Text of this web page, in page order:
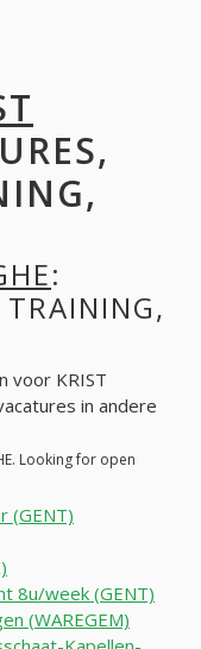
:
TRAINING,
voor KRIST
in andere
Looking for open
(GENT)
8u/week (GENT)
(WAREGEM)